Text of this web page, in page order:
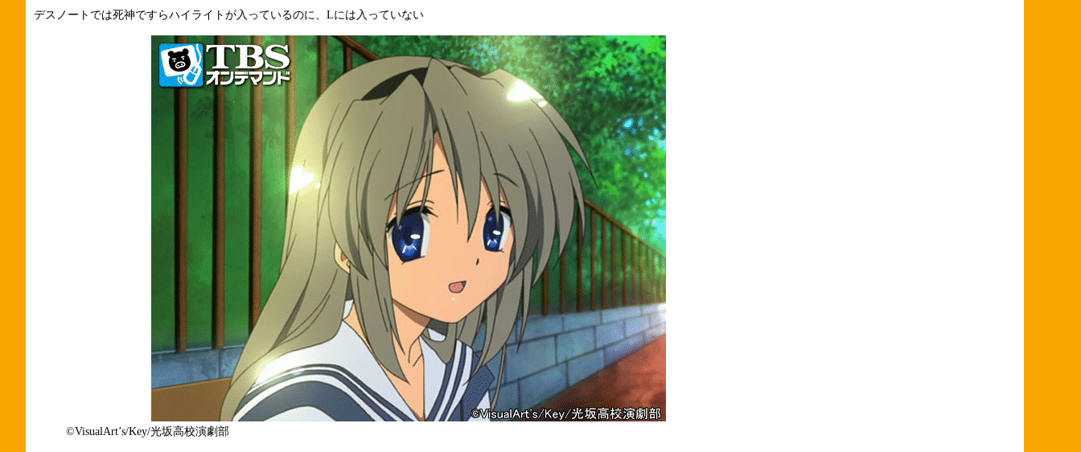
デスノートでは死神ですらハイライトが入っているのに、Lには入っていない
©VisualArt’s/Key/光坂高校演劇部